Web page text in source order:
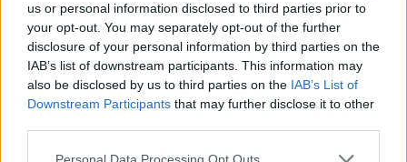
us or personal information disclosed to third parties prior to
your opt-out. You may separately opt-out of the further
disclosure of your personal information by third parties on the
IAB’s list of downstream participants. This information may
also be disclosed by us to third parties on the IAB’s List of
Downstream Participants that may further disclose it to other
Please note that this website/app uses one or more Google
Personal Data Processing Opt Outs
08. 01.
EGYRE TÖBB FIATALNÁL JELENTKEZIK EZ A
VITAMINHIÁNY – ILYEN JELEKRE FIGYELJ
Erre figyelj!
07. 31.
NEM A CITROMSAV, AZ ECET VAGY A
SZÓDABIKARBÓNA A LEGERŐSEBB: EZT HASZNÁLJÁK A
SZÁLLODÁKBAN A VÍZKŐ ELLEN
Ez a szer tényleg eltünteti a vízkövet